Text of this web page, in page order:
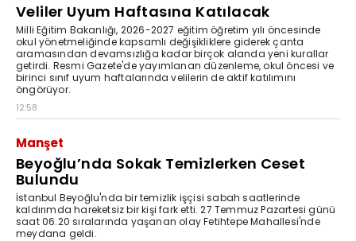
Veliler Uyum Haftasına Katılacak
Milli Eğitim Bakanlığı, 2026-2027 eğitim öğretim yılı öncesinde
okul yönetmeliğinde kapsamlı değişikliklere giderek çanta
aramasından devamsızlığa kadar birçok alanda yeni kurallar
getirdi. Resmi Gazete'de yayımlanan düzenleme, okul öncesi ve
birinci sınıf uyum haftalarında velilerin de aktif katılımını
öngörüyor.
12:58
Manşet
Beyoğlu’nda Sokak Temizlerken Ceset
Bulundu
İstanbul Beyoğlu'nda bir temizlik işçisi sabah saatlerinde
kaldırımda hareketsiz bir kişi fark etti. 27 Temmuz Pazartesi günü
saat 06.20 sıralarında yaşanan olay Fetihtepe Mahallesi'nde
meydana geldi.